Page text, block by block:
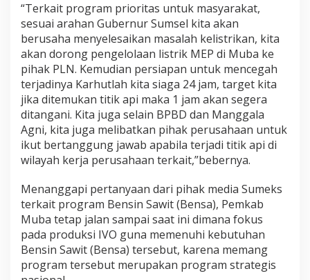
“Terkait program prioritas untuk masyarakat,
sesuai arahan Gubernur Sumsel kita akan
berusaha menyelesaikan masalah kelistrikan, kita
akan dorong pengelolaan listrik MEP di Muba ke
pihak PLN. Kemudian persiapan untuk mencegah
terjadinya Karhutlah kita siaga 24 jam, target kita
jika ditemukan titik api maka 1 jam akan segera
ditangani. Kita juga selain BPBD dan Manggala
Agni, kita juga melibatkan pihak perusahaan untuk
ikut bertanggung jawab apabila terjadi titik api di
wilayah kerja perusahaan terkait,”bebernya.
Menanggapi pertanyaan dari pihak media Sumeks
terkait program Bensin Sawit (Bensa), Pemkab
Muba tetap jalan sampai saat ini dimana fokus
pada produksi IVO guna memenuhi kebutuhan
Bensin Sawit (Bensa) tersebut, karena memang
program tersebut merupakan program strategis